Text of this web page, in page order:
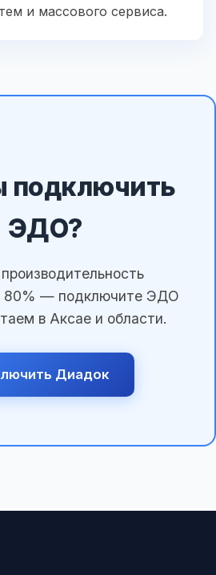
и массового сервиса.
подключить
ЭДО?
80% — подключите ЭДО
в Аксае и области.
Диадок